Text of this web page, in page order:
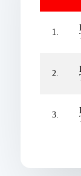
1.
2.
3.